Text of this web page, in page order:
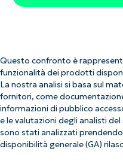
Questo confronto è
funzionalità dei prodotti
La nostra analisi si basa sul
fornitori, come
informazioni di pubblico
e le valutazioni degli analisti
sono stati analizzati
disponibilità generale (GA)